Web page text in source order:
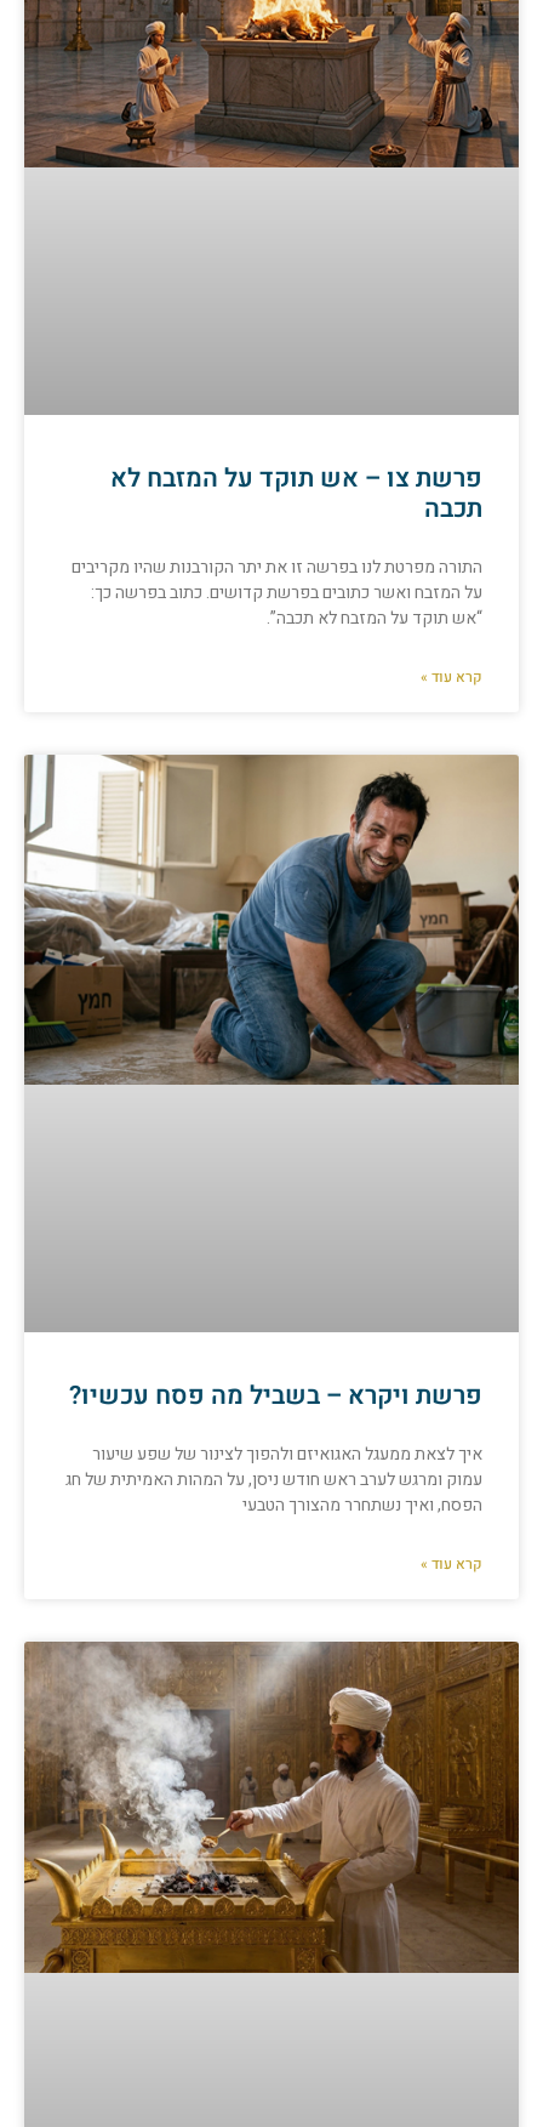
פרשת צו – אש תוקד על המזבח לא
תכבה
התורה מפרטת לנו בפרשה זו את יתר הקורבנות שהיו מקריבים
על המזבח ואשר כתובים בפרשת קדושים. כתוב בפרשה כך:
“אש תוקד על המזבח לא תכבה”.
קרא עוד »
פרשת ויקרא – בשביל מה פסח עכשיו?
איך לצאת ממעגל האגואיזם ולהפוך לצינור של שפע שיעור
עמוק ומרגש לערב ראש חודש ניסן, על המהות האמיתית של חג
הפסח, ואיך נשתחרר מהצורך הטבעי
קרא עוד »